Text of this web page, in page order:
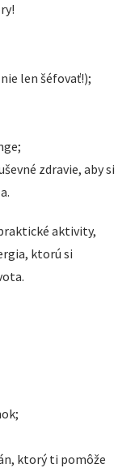
len šéfovať!);
zdravie, aby si
aktivity,
ktorú si
ktorý ti pomôže